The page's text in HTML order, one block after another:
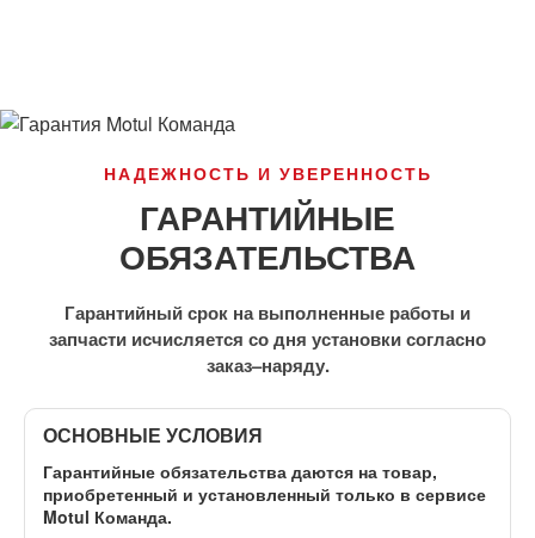
НАДЕЖНОСТЬ И УВЕРЕННОСТЬ
ГАРАНТИЙНЫЕ
ОБЯЗАТЕЛЬСТВА
Гарантийный срок на выполненные работы и
запчасти исчисляется со дня установки согласно
заказ–наряду.
ОСНОВНЫЕ УСЛОВИЯ
Гарантийные обязательства даются на товар,
приобретенный и установленный только в сервисе
Motul Команда.